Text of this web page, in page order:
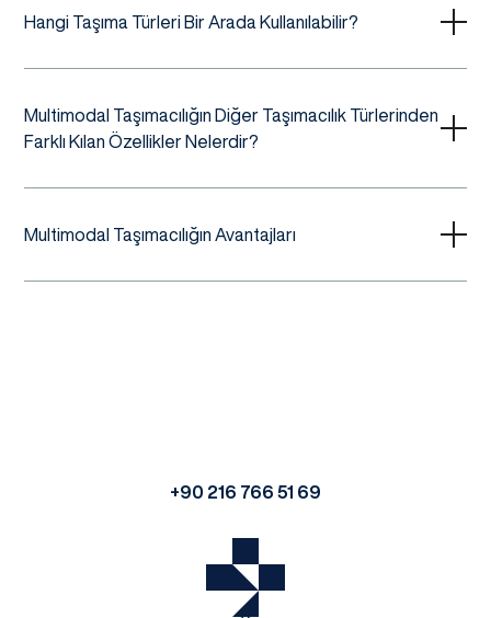
Hangi Taşıma Türleri Bir Arada Kullanılabilir?
Multimodal Taşımacılığın Diğer Taşımacılık Türlerinden
Farklı Kılan Özellikler Nelerdir?
Multimodal Taşımacılığın Avantajları
+90 216 766 51 69